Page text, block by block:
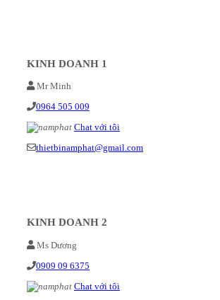
KINH DOANH 1
Mr Minh
0964 505 009
Chat với tôi
thietbinamphat@gmail.com
KINH DOANH 2
Ms Dương
0909 09 6375
Chat với tôi